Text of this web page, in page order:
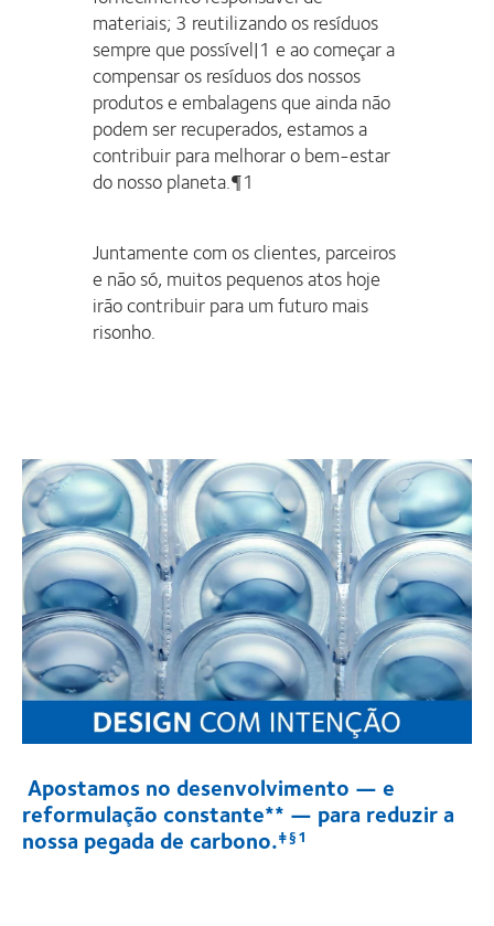
materiais; 3 reutilizando os resíduos
sempre que possível|1 e ao começar a
compensar os resíduos dos nossos
produtos e embalagens que ainda não
podem ser recuperados, estamos a
contribuir para melhorar o bem-estar
do nosso planeta.¶1
Juntamente com os clientes, parceiros
e não só, muitos pequenos atos hoje
irão contribuir para um futuro mais
risonho.
Apostamos no desenvolvimento — e
reformulação constante** — para reduzir a
nossa pegada de carbono.‡§1